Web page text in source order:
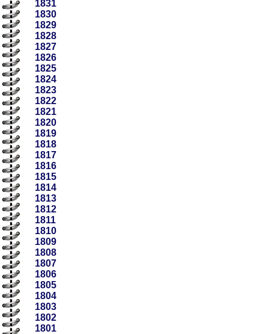
1831
1830
1829
1828
1827
1826
1825
1824
1823
1822
1821
1820
1819
1818
1817
1816
1815
1814
1813
1812
1811
1810
1809
1808
1807
1806
1805
1804
1803
1802
1801